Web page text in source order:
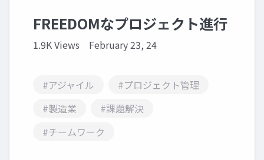
FREEDOMなプロジェクト進行
1.9K Views February 23, 24
#アジャイル
#プロジェクト管理
#製造業
#課題解決
#チームワーク